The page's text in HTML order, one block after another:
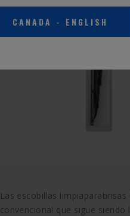
CANADA - ENGLISH
Las escobillas
convencional que sigue